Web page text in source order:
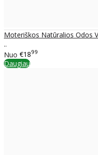
Moteriškos Natūralios Odos
..
Nuo €1899
Daugiau